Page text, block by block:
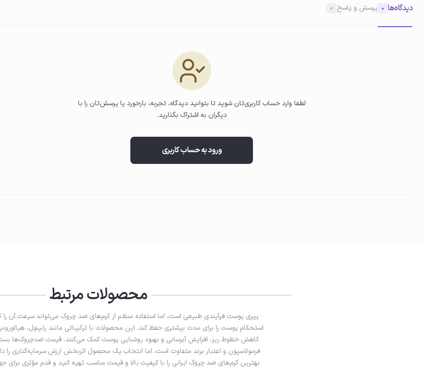
دیدگاه‌ها 0 پرسش و پاسخ 0
لطفا وارد حساب کاربری‌تان شوید تا بتوانید دیدگاه، تجربه، بازخورد یا پرسش‌تان را با
دیگران به اشتراک بگذارید.
ورود به حساب کاربری
محصولات مرتبط
پیری پوست فرآیندی طبیعی است، اما استفاده منظم از کرم‌های ضد چروک می‌تواند سرعت آن
استحکام پوست را برای مدت بیشتری حفظ کند. این محصولات با ترکیباتی مانند رتینول،
کاهش خطوط ریز، افزایش آبرسانی و بهبود روشنایی پوست کمک می‌کنند. قیمت ضدچروک‌ها بسته
فرمولاسیون و اعتبار برند متفاوت است، اما انتخاب یک محصول اثربخش ارزش سرمایه‌گذاری را
بهترین کرم‌های ضد چروک ایرانی را با کیفیت بالا و قیمت مناسب تهیه کنید و قدم مؤثری برای